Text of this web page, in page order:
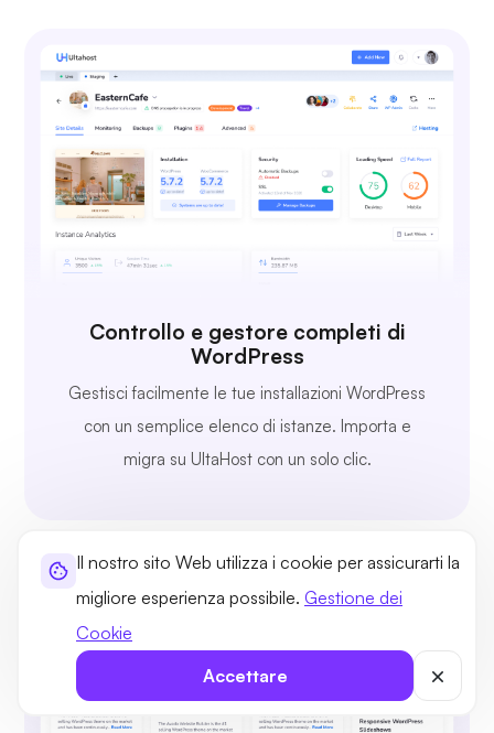
Il nostro sito Web utilizza i cookie per assicurarti la
migliore esperienza possibile. Gestione dei
Cookie
Accettare
Controllo e gestore completi di
WordPress
Gestisci facilmente le tue installazioni WordPress
con un semplice elenco di istanze. Importa e
migra su UltaHost con un solo clic.